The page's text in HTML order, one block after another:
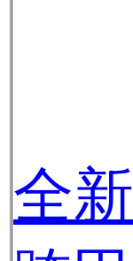
全新